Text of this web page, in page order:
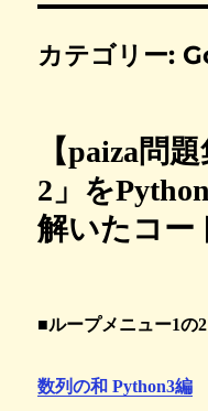
カテゴリー:
【paiza問
2」を
解いたコー
■ループメニュー1の
数列の和 Python3編